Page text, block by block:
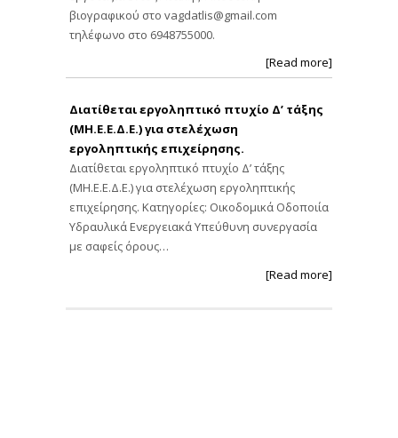
βιογραφικού στο vagdatlis@gmail.com
τηλέφωνο στο 6948755000.
[Read more]
Διατίθεται εργοληπτικό πτυχίο Δ’ τάξης
(ΜΗ.Ε.Ε.Δ.Ε.) για στελέχωση
εργοληπτικής επιχείρησης.
Διατίθεται εργοληπτικό πτυχίο Δ’ τάξης
(ΜΗ.Ε.Ε.Δ.Ε.) για στελέχωση εργοληπτικής
επιχείρησης. Κατηγορίες: Οικοδομικά Οδοποιία
Υδραυλικά Ενεργειακά Υπεύθυνη συνεργασία
με σαφείς όρους…
[Read more]